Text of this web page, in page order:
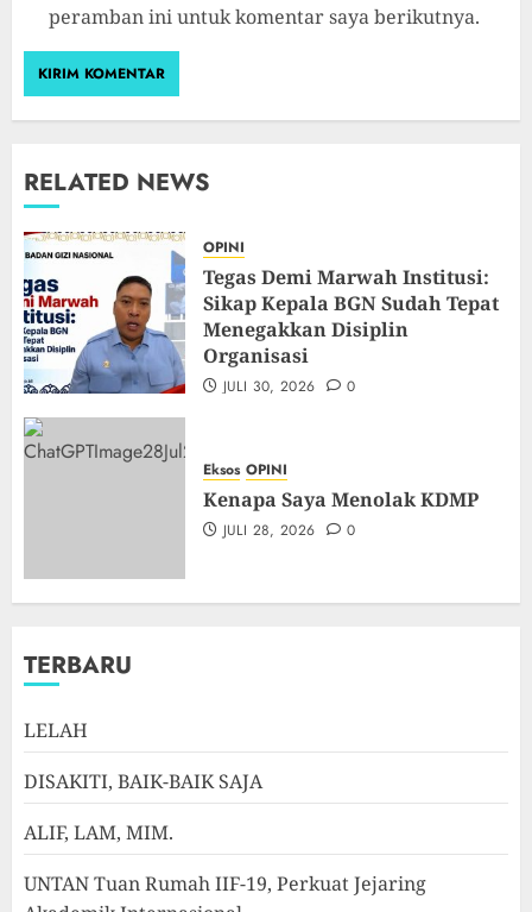
peramban ini untuk komentar saya berikutnya.
RELATED NEWS
OPINI
Tegas Demi Marwah Institusi:
Sikap Kepala BGN Sudah Tepat
Menegakkan Disiplin
Organisasi
JULI 30, 2026 0
Eksos OPINI
Kenapa Saya Menolak KDMP
JULI 28, 2026 0
TERBARU
LELAH
DISAKITI, BAIK-BAIK SAJA
ALIF, LAM, MIM.
UNTAN Tuan Rumah IIF-19, Perkuat Jejaring